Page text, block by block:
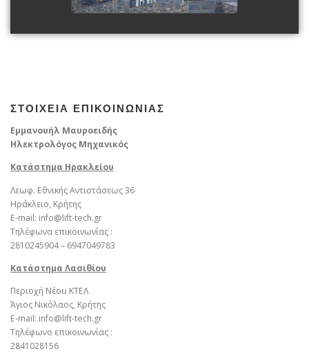
ΣΤΟΙΧΕΙΑ ΕΠΙΚΟΙΝΩΝΙΑΣ
Εμμανουήλ Μαυροειδής
Ηλεκτρολόγος Μηχανικός
Κατάστημα Ηρακλείου
Λεωφ. Εθνικής Αντιστάσεως 36
Ηράκλειο, Κρήτης
E-mail: info@lift-tech.gr
Τηλέφωνα επικοινωνίας :
2810245904 – 6947049783
Kατάστημα Λασιθίου
Περιοχή Νέου ΚΤΕΛ
Άγιος Νικόλαος, Κρήτης
E-mail: info@lift-tech.gr
Τηλέφωνο επικοινωνίας :
2841028156